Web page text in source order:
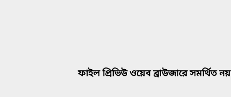
ফাইল প্রিভিউ ওয়েব ব্রাউজারে সমর্থিত নয়